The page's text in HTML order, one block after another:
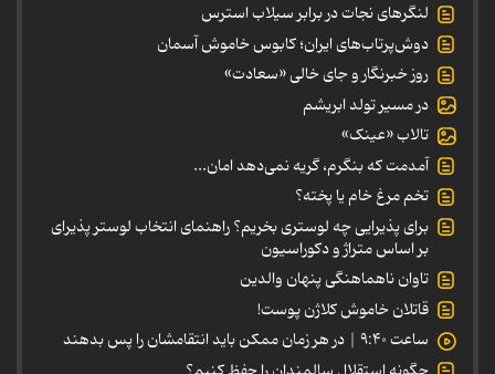
لنگرهای نجات در برابر سیلاب استرس
دوش‌پرتاب‌های ایران؛ کابوس خاموش آسمان
روز خبرنگار و جای خالی «سعادت»
در مسیر تولد ابریشم
تالاب «عینک»
آمدمت که بنگرم، گریه نمی‌دهد امان...
تخم مرغ خام یا پخته؟
برای پذیرایی چه لوستری بخریم؟ راهنمای انتخاب لوستر پذیرای
بر اساس متراژ و دکوراسیون
تاوان ناهماهنگی پنهان والدین
قاتلان خاموش کلاژن پوست!
ساعت ۹:۴۰ | در هر زمان ممکن باید انتقامشان را پس بدهند